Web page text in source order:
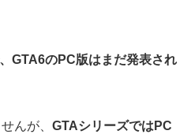
GTA6のPC版はまだ発表され
んが、 GTAシリーズではPC